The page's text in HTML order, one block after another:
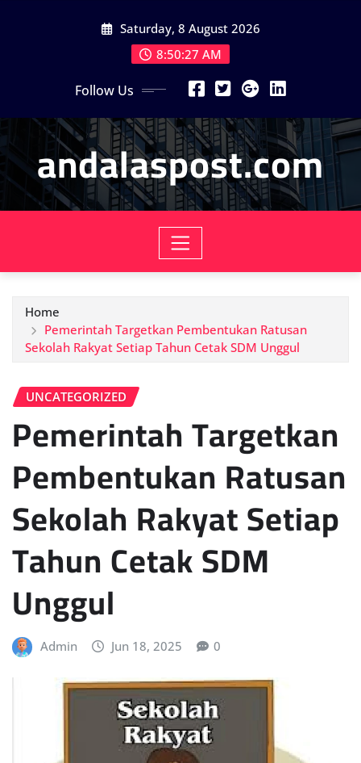
Saturday, 8 August 2026
8:50:29 AM
Follow Us
andalaspost.com
Home
Pemerintah Targetkan Pembentukan Ratusan
Sekolah Rakyat Setiap Tahun Cetak SDM Unggul
UNCATEGORIZED
Pemerintah Targetkan
Pembentukan Ratusan
Sekolah Rakyat Setiap
Tahun Cetak SDM
Unggul
Admin Jun 18, 2025 0